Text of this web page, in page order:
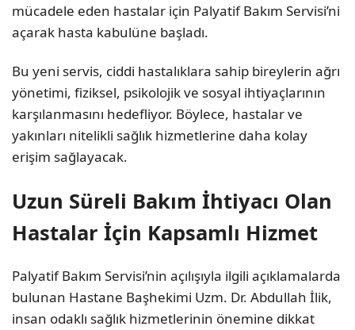
mücadele eden hastalar için Palyatif Bakım Servisi’ni
açarak hasta kabulüne başladı.
Bu yeni servis, ciddi hastalıklara sahip bireylerin ağrı
yönetimi, fiziksel, psikolojik ve sosyal ihtiyaçlarının
karşılanmasını hedefliyor. Böylece, hastalar ve
yakınları nitelikli sağlık hizmetlerine daha kolay
erişim sağlayacak.
Uzun Süreli Bakım İhtiyacı Olan
Hastalar İçin Kapsamlı Hizmet
Palyatif Bakım Servisi’nin açılışıyla ilgili açıklamalarda
bulunan Hastane Başhekimi Uzm. Dr. Abdullah İlik,
insan odaklı sağlık hizmetlerinin önemine dikkat